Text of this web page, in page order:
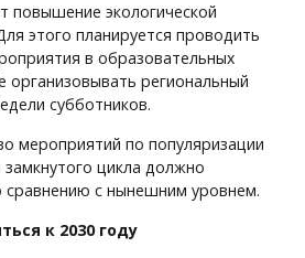
повышение экологической
этого планируется проводить
в образовательных
организовывать региональный
субботников.
мероприятий по популяризации
цикла должно
сравнению с нынешним уровнем.
к 2030 году